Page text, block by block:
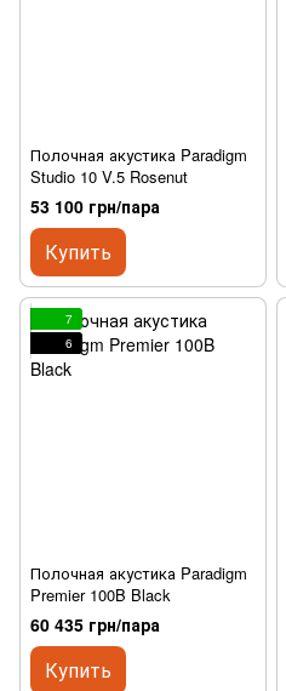
Полочная акустика Paradigm
Studio 10 V.5 Rosenut
53 100 грн/пара
Купить
7
6
Полочная акустика Paradigm
Premier 100B Black
60 435 грн/пара
Купить